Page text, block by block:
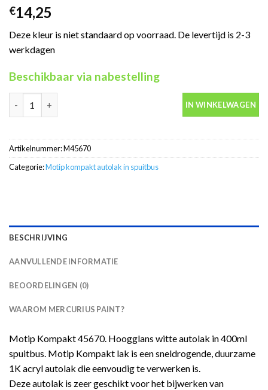
€14,25
Deze kleur is niet standaard op voorraad. De levertijd is 2-3
werkdagen
Beschikbaar via nabestelling
Motip Kompakt 45670 wit autolak in spuitbus 400ml aantal
IN WINKELWAGEN
Artikelnummer:M45670
Categorie:Motip kompakt autolak in spuitbus
BESCHRIJVING
AANVULLENDE INFORMATIE
BEOORDELINGEN (0)
WAAROM MERCURIUS PAINT?
Motip Kompakt 45670. Hoogglans witte autolak in 400ml
spuitbus. Motip Kompakt lak is een sneldrogende, duurzame
1K acryl autolak die eenvoudig te verwerken is.
Deze autolak is zeer geschikt voor het bijwerken van